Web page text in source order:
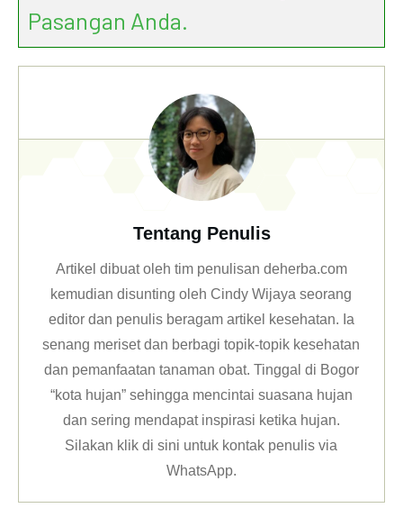
Pasangan Anda.
Tentang Penulis
Artikel dibuat oleh tim penulisan deherba.com
kemudian disunting oleh Cindy Wijaya seorang
editor dan penulis beragam artikel kesehatan. Ia
senang meriset dan berbagi topik-topik kesehatan
dan pemanfaatan tanaman obat. Tinggal di Bogor
“kota hujan” sehingga mencintai suasana hujan
dan sering mendapat inspirasi ketika hujan.
Silakan klikdi sini untuk kontak penulis via
WhatsApp.